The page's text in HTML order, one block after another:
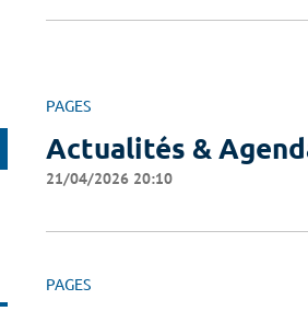
PAGES
Actualités &
21/04/2026 20:10
PAGES